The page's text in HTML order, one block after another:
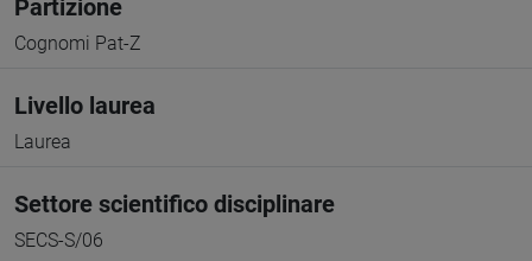
Partizione
Cognomi Pat-Z
Livello laurea
Laurea
Settore scientifico disciplinare
SECS-S/06